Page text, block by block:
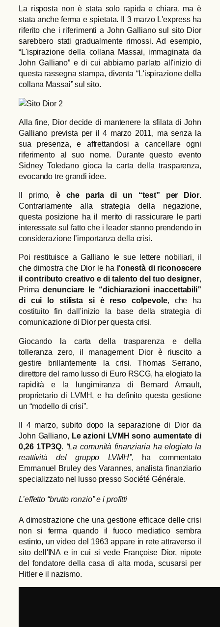
La risposta non è stata solo rapida e chiara, ma è
stata anche ferma e spietata. Il 3 marzo L'express ha
riferito che i riferimenti a John Galliano sul sito Dior
sarebbero stati gradualmente rimossi. Ad esempio,
“L'ispirazione della collana Massai, immaginata da
John Galliano” e di cui abbiamo parlato all'inizio di
questa rassegna stampa, diventa “L'ispirazione della
collana Massai” sul sito.
Alla fine, Dior decide di mantenere la sfilata di John
Galliano prevista per il 4 marzo 2011, ma senza la
sua presenza, e affrettandosi a cancellare ogni
riferimento al suo nome. Durante questo evento
Sidney Toledano gioca la carta della trasparenza,
evocando tre grandi idee.
Il primo, è che parla di un “test” per Dior.
Contrariamente alla strategia della negazione,
questa posizione ha il merito di rassicurare le parti
interessate sul fatto che i leader stanno prendendo in
considerazione l’importanza della crisi.
Poi restituisce a Galliano le sue lettere nobiliari, il
che dimostra che Dior le ha l'onestà di riconoscere
il contributo creativo e di talento del tuo designer,
Primadenunciare le “dichiarazioni inaccettabili”
di cui lo stilista si è reso colpevole, che ha
costituito fin dall'inizio la base della strategia di
comunicazione di Dior per questa crisi.
Giocando la carta della trasparenza e della
tolleranza zero, il management Dior è riuscito a
gestire brillantemente la crisi. Thomas Serrano,
direttore del ramo lusso di Euro RSCG, ha elogiato la
rapidità e la lungimiranza di Bernard Arnault,
proprietario di LVMH, e ha definito questa gestione
un “modello di crisi”.
Il 4 marzo, subito dopo la separazione di Dior da
John Galliano, Le azioni LVMH sono aumentate di
0,26 1TP3Q. “La comunità finanziaria ha elogiato la
reattività del gruppo LVMH”, ha commentato
Emmanuel Bruley des Varannes, analista finanziario
specializzato nel lusso presso Société Générale.
L’effetto “brutto ronzio” e i profitti
A dimostrazione che una gestione efficace delle crisi
non si ferma quando il fuoco mediatico sembra
estinto, un video del 1963 appare in rete attraverso il
sito dell'INA e in cui si vede Françoise Dior, nipote
del fondatore della casa di alta moda, scusarsi per
Hitler e il nazismo.